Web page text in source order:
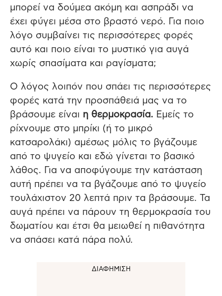
μπορεί να δούμεα ακόμη και ασπράδι να
έχει φύγει μέσα στο βραστό νερό. Για ποιο
λόγο συμβαίνει τις περισσότερες φορές
αυτό και ποιο είναι το μυστικό για αυγά
χωρίς σπασίματα και ραγίσματα;
Ο λόγος λοιπόν που σπάει τις περισσότερες
φορές κατά την προσπάθειά μας να το
βράσουμε είναι η θερμοκρασία. Εμείς το
ρίχνουμε στο μπρίκι (ή το μικρό
κατσαρολάκι) αμέσως μόλις το βγάζουμε
από το ψυγείο και εδώ γίνεται το βασικό
λάθος. Για να αποφύγουμε την κατάσταση
αυτή πρέπει να τα βγάζουμε από το ψυγείο
τουλάχιστον 20 λεπτά πριν τα βράσουμε. Τα
αυγά πρέπει να πάρουν τη θερμοκρασία του
δωματίου και έτσι θα μειωθεί η πιθανότητα
να σπάσει κατά πάρα πολύ.